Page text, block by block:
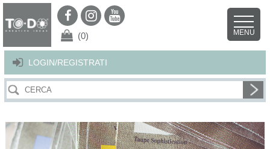
Per offrirti il miglior servizio possibile questo sito utilizza i cookies.
Continuando la navigazione nel sito autorizzi l’uso dei cookies. Per ulteriori
LOGIN/REGISTRATI
(0) MENU